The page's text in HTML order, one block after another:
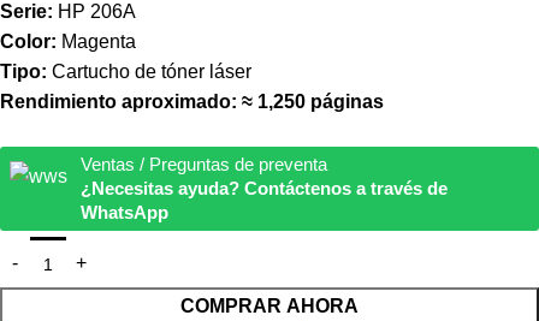
Serie: HP 206A
Color: Magenta
Tipo: Cartucho de tóner láser
Rendimiento aproximado: ≈ 1,250 páginas
Ventas / Preguntas de preventa
¿Necesitas ayuda? Contáctenos a través de
WhatsApp
COMPRAR AHORA